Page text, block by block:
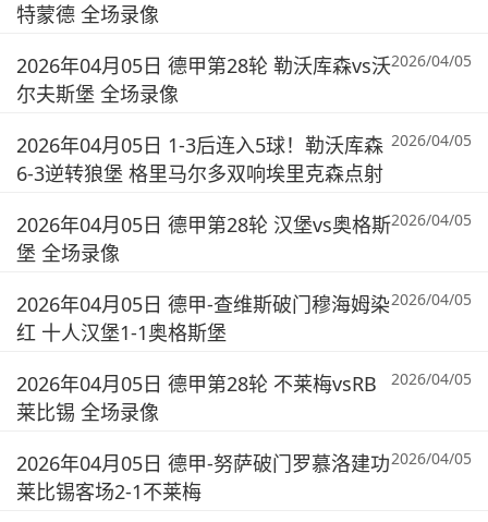
特蒙德 全场录像
2026年04月05日 德甲第28轮 勒沃库森vs沃
尔夫斯堡 全场录像
2026/04/05
2026年04月05日 1-3后连入5球！勒沃库森
6-3逆转狼堡 格里马尔多双响埃里克森点射
2026/04/05
2026年04月05日 德甲第28轮 汉堡vs奥格斯
堡 全场录像
2026/04/05
2026年04月05日 德甲-查维斯破门穆海姆染
红 十人汉堡1-1奥格斯堡
2026/04/05
2026年04月05日 德甲第28轮 不莱梅vsRB
莱比锡 全场录像
2026/04/05
2026年04月05日 德甲-努萨破门罗慕洛建功
莱比锡客场2-1不莱梅
2026/04/05